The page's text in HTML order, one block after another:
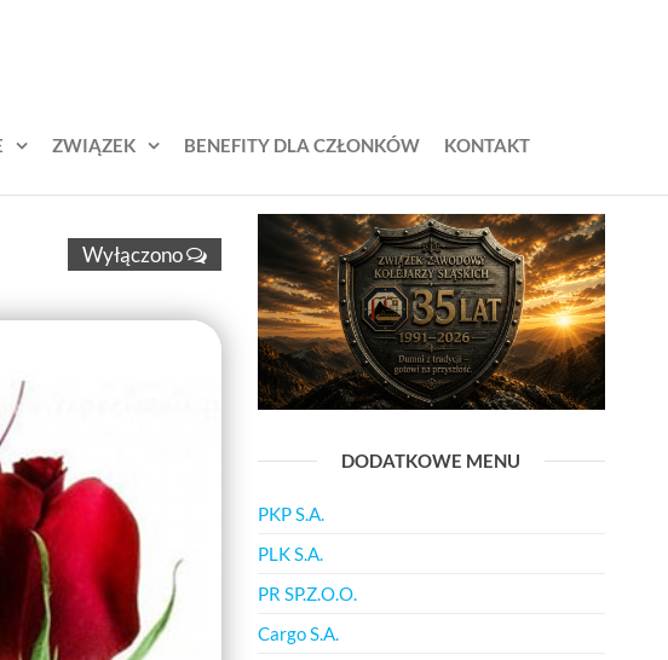
ZWIĄZEK BENEFITY DLA CZŁONKÓW KONTAKT
Wyłączono
DODATKOWE MENU
PKP S.A.
PLK S.A.
PR SP.Z.O.O.
Cargo S.A.